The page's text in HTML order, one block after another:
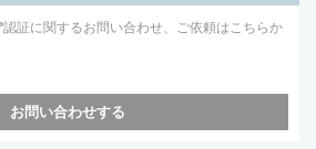
®認証に関するお問い合わせ、ご依頼はこちらか
お問い合わせする